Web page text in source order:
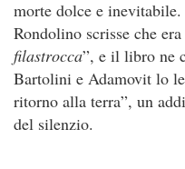
morte dolce e inevitabile.
Rondolino scrisse che era
filastrocca”, e il libro ne
Bartolini e Adamovit lo
ritorno alla terra”, un
del silenzio.